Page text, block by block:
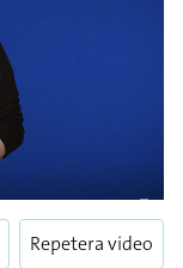
Repetera video